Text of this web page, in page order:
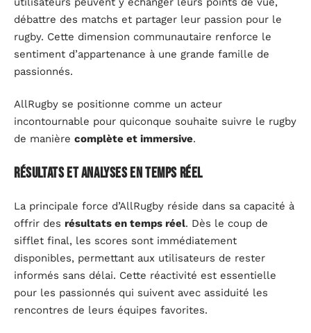
débattre des matchs et partager leur passion pour le
rugby. Cette dimension communautaire renforce le
sentiment d’appartenance à une grande famille de
passionnés.
AllRugby se positionne comme un acteur
incontournable pour quiconque souhaite suivre le rugby
de manière complète et immersive.
Résultats et analyses en temps réel
La principale force d’AllRugby réside dans sa capacité à
offrir des résultats en temps réel. Dès le coup de
sifflet final, les scores sont immédiatement
disponibles, permettant aux utilisateurs de rester
informés sans délai. Cette réactivité est essentielle
pour les passionnés qui suivent avec assiduité les
rencontres de leurs équipes favorites.